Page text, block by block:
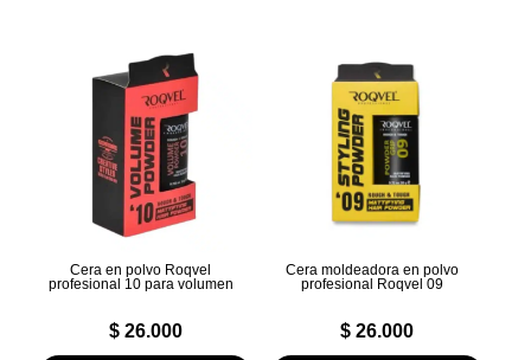
Cera en polvo Roqvel
profesional 10 para volumen
$26.000
Cera moldeadora en polvo
profesional Roqvel 09
$ 26.000